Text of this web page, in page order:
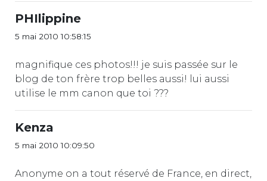
PHIlippine
5 mai 2010 10:58:15
magnifique ces photos!!! je suis passée sur le
blog de ton frère trop belles aussi! lui aussi
utilise le mm canon que toi ???
Kenza
5 mai 2010 10:09:50
Anonyme on a tout réservé de France, en direct,